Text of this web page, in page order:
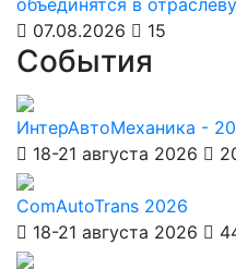
объединятся в
07.08.2026
15
События
ИнтерАвтоМеханика -
18-21 августа 2026
ComAutoTrans 2026
18-21 августа 2026